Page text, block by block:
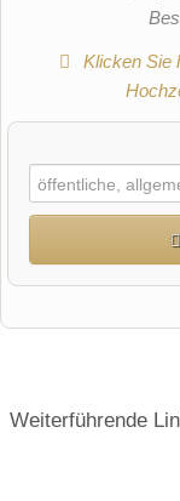
Klicken Sie
Weiterführende